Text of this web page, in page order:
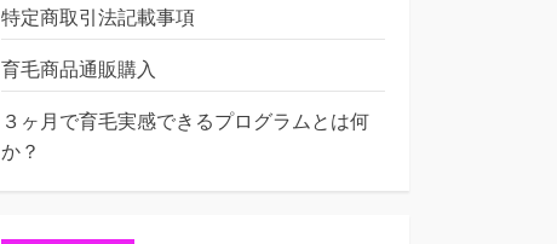
特定商取引法記載事項
育毛商品通販購入
３ヶ月で育毛実感できるプログラムとは何
か？